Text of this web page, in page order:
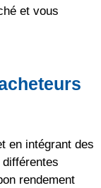
et vous
en intégrant des
rendement